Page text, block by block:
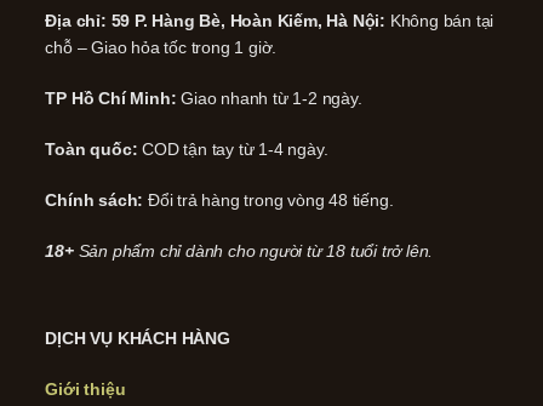
Địa chỉ: 59 P. Hàng Bè, Hoàn Kiếm, Hà Nội: Không bán tại
chỗ – Giao hỏa tốc trong 1 giờ.
TP Hồ Chí Minh: Giao nhanh từ 1-2 ngày.
Toàn quốc: COD tận tay từ 1-4 ngày.
Chính sách: Đổi trả hàng trong vòng 48 tiếng.
18+ Sản phẩm chỉ dành cho người từ 18 tuổi trở lên.
DỊCH VỤ KHÁCH HÀNG
Giới thiệu